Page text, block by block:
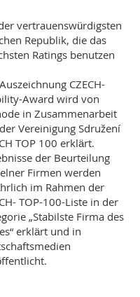
vertrauenswürdigsten
Republik, die das
Ratings benutzen
CZECH-
Award wird von
in Zusammenarbeit
Vereinigung Sdružení
TOP 100 erklärt.
der Beurteilung
Firmen werden
im Rahmen der
TOP-100-Liste in der
„Stabilste Firma des
erklärt und in